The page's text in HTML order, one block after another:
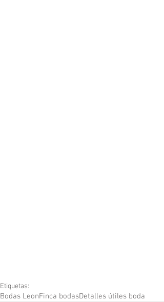
Etiquetas:
Bodas LeonFinca bodasDetalles útiles boda